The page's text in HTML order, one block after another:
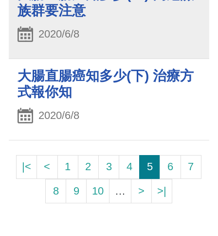
族群要注意
2020/6/8
大腸直腸癌知多少(下) 治療方
式報你知
2020/6/8
|< < 1 2 3 4 5 6
7
8
9 10 … > >|